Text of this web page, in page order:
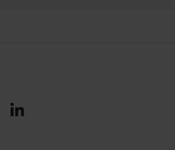
Pinterest